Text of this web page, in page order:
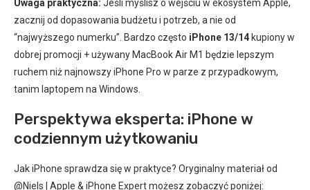
Uwaga praktyczna: Jeśli myślisz o wejściu w ekosystem Apple,
zacznij od dopasowania budżetu i potrzeb, a nie od
“najwyższego numerku”. Bardzo często iPhone 13/14 kupiony w
dobrej promocji + używany MacBook Air M1 będzie lepszym
ruchem niż najnowszy iPhone Pro w parze z przypadkowym,
tanim laptopem na Windows.
Perspektywa eksperta: iPhone w
codziennym użytkowaniu
Jak iPhone sprawdza się w praktyce? Oryginalny materiał od
@Niels | Apple & iPhone Expert możesz zobaczyć poniżej: